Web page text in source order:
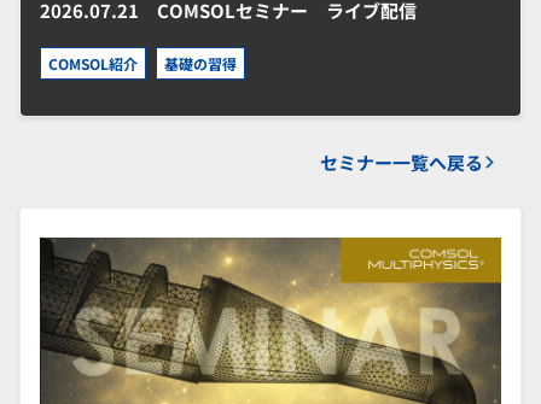
2026.07.21 COMSOLセミナー ライブ配信
COMSOL紹介 基礎の習得
セミナー一覧へ戻る